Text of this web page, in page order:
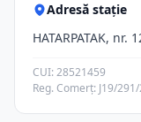
Adresă stație
HATARPATAK,
CUI: 28521459
Reg. Comerț: J19/